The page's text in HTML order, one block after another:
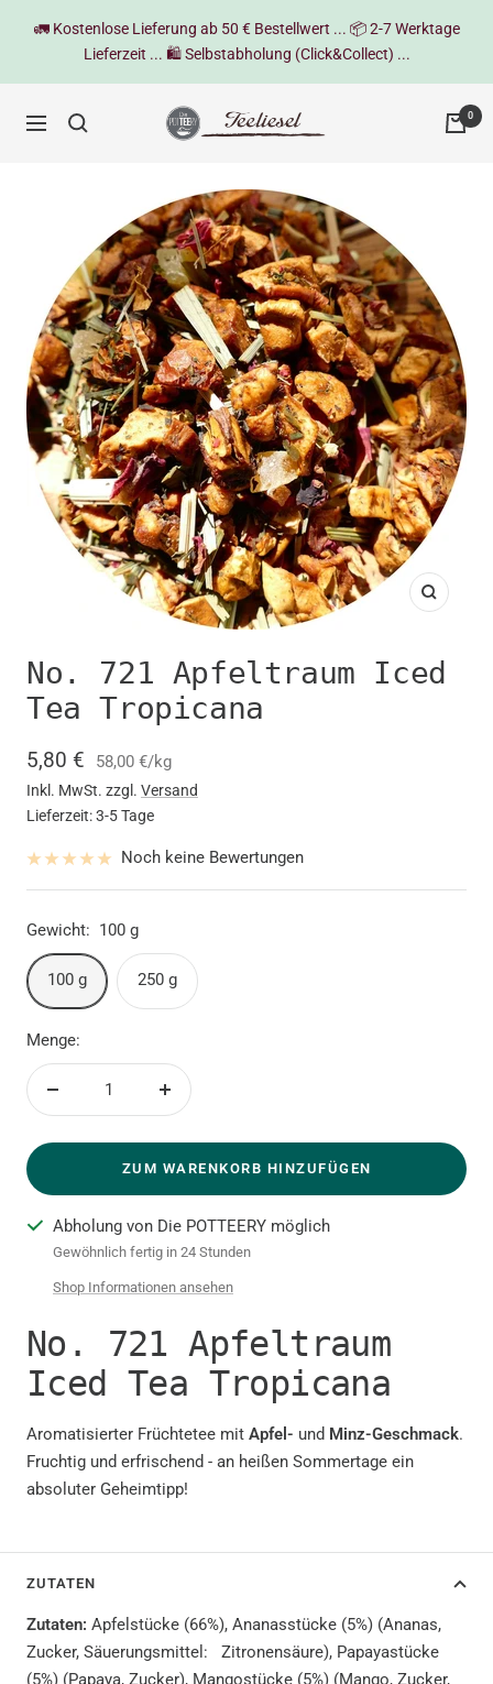
🚛 Kostenlose Lieferung ab 50 € Bestellwert ... 📦 2-7 Werktage
Lieferzeit ... 🛍️ Selbstabholung (Click&Collect) ...
Navigation
Teeliesel 0
Zoom
No. 721 Apfeltraum Iced
Tea Tropicana
Angebotspreis
5,80 € 58,00 €/kg
Inkl. MwSt. zzgl. Versand
Lieferzeit: 3-5 Tage
Noch keine Bewertungen
Gewicht: 100 g
100 g 250 g
Menge:
Menge
ZUM WARENKORB HINZUFÜGEN
Abholung von Die POTTEERY möglich
Gewöhnlich fertig in 24 Stunden
Shop Informationen ansehen
No. 721 Apfeltraum
Iced Tea Tropicana
Aromatisierter Früchtetee mit Apfel- und Minz-Geschmack.
Fruchtig und erfrischend - an heißen Sommertage ein
absoluter Geheimtipp!
ZUTATEN
Zutaten: Apfelstücke (66%), Ananasstücke (5%) (Ananas,
Zucker, Säuerungsmittel: Zitronensäure), Papayastücke
(5%) (Papaya, Zucker), Mangostücke (5%) (Mango, Zucker,